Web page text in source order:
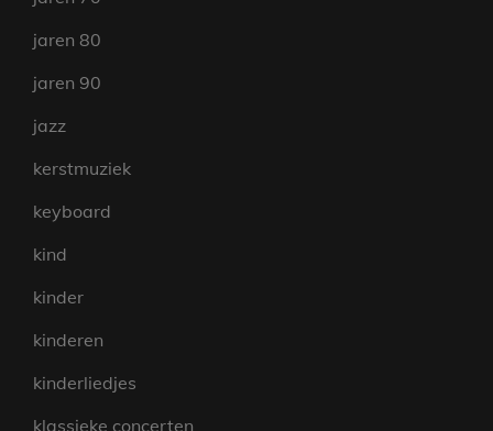
jaren 80
jaren 90
jazz
kerstmuziek
keyboard
kind
kinder
kinderen
kinderliedjes
klassieke concerten